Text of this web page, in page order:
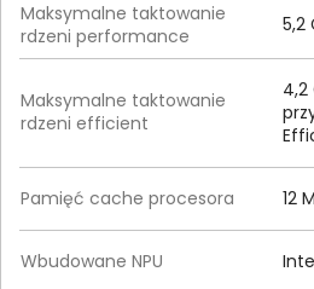
Maksymalne taktowanie
rdzeni performance
5,2
Maksymalne taktowanie
rdzeni efficient
4,2
Pamięć cache procesora 12
Wbudowane NPU